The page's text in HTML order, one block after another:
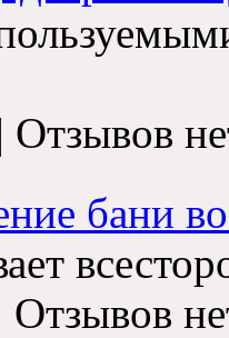
Отзывов
бани
Отзывов